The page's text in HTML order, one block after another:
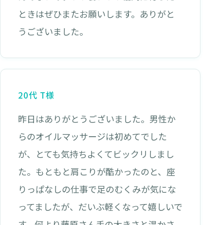
ときはぜひまたお願いします。ありがと
うございました。
20代 T様
昨日はありがとうございました。男性か
らのオイルマッサージは初めてでした
が、とても気持ちよくてビックリしまし
た。もともと肩こりが酷かったのと、座
りっぱなしの仕事で足のむくみが気にな
ってましたが、だいぶ軽くなって嬉しいで